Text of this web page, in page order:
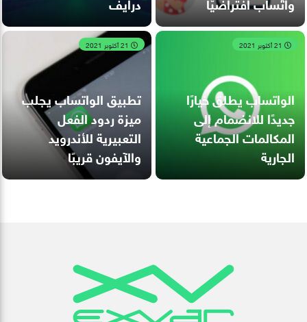
الواتساب يطلق خيارًا
جديدًا للانضمام إلى
المكالمات الجماعية
الجارية
تطبيق الواتساب يجلب
ميزة ردود الفعل
التعبيرية للأندرويد
والآيفون قريبًا